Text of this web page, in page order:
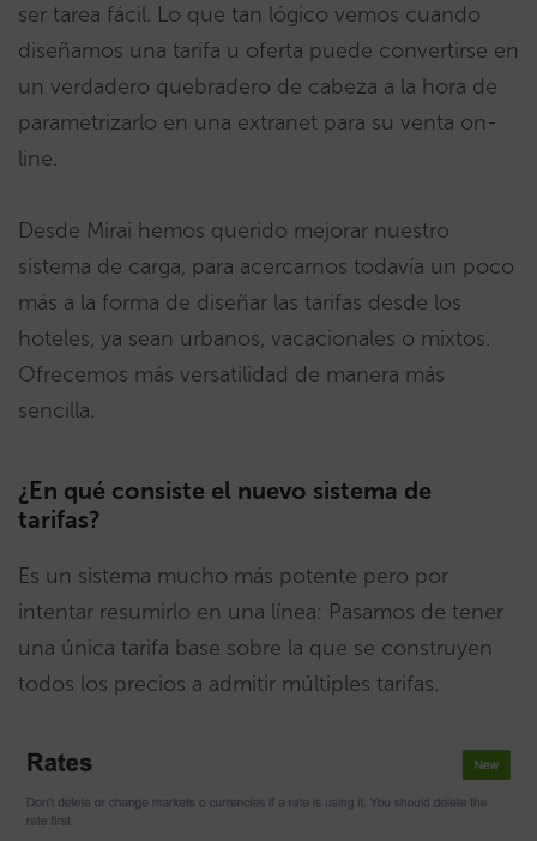
ser tarea fácil. Lo que tan lógico vemos cuando
diseñamos una tarifa u oferta puede convertirse en
un verdadero quebradero de cabeza a la hora de
parametrizarlo en una extranet para su venta on-
line.
Desde Mirai hemos querido mejorar nuestro
sistema de carga, para acercarnos todavía un poco
más a la forma de diseñar las tarifas desde los
hoteles, ya sean urbanos, vacacionales o mixtos.
Ofrecemos más versatilidad de manera más
sencilla.
¿En qué consiste el nuevo sistema de
tarifas?
Es un sistema mucho más potente pero por
intentar resumirlo en una línea: Pasamos de tener
una única tarifa base sobre la que se construyen
todos los precios a admitir múltiples tarifas.